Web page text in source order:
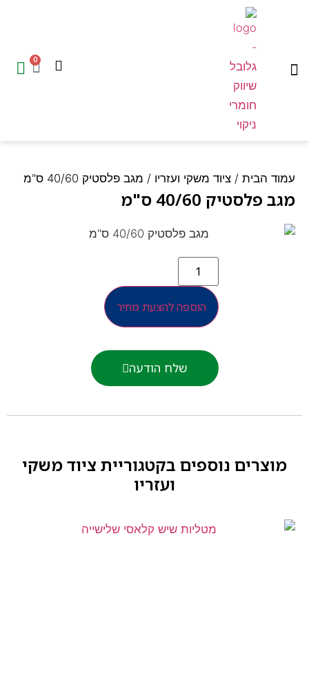
0
הבית /ציוד משקי ועזריו / מגב פלסטיק 40/60 ס"מ
פלסטיק 40/60 ס"מ
הוספה להצעת מחיר
שלח הודעה
נוספים בקטגורייתציוד משקי
ועזריו